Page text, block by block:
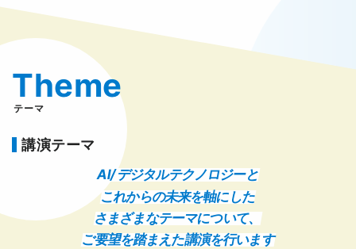
Theme
テーマ
講演テーマ
AI/ デジタルテクノロジーと
これからの未来を軸にした
さまざまなテーマについて、
ご要望を踏まえた講演を行います